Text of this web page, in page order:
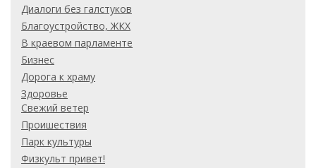
Диалоги без галстуков
Благоустройство, ЖКХ
В краевом парламенте
Бизнес
Дорога к храму
Здоровье
Свежий ветер
Проишествия
Парк культуры
Физкульт привет!